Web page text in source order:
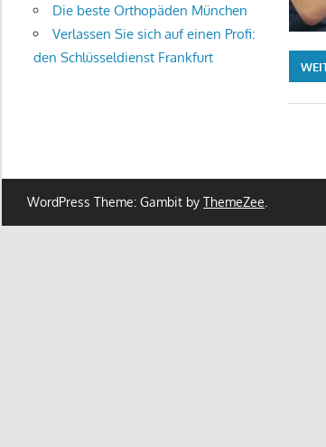
Die beste Orthopäden München
Verlassen Sie sich auf einen Profi:
den Schlüsseldienst Frankfurt
WordPress Theme: Gambit by ThemeZee